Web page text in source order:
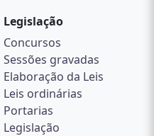
Legislação
Concursos
Sessões gravadas
Elaboração da Leis
Leis ordinárias
Portarias
Legislação